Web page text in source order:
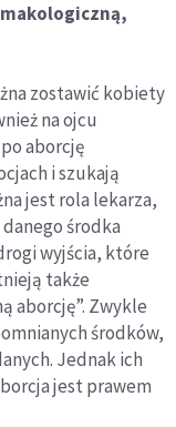
zostawić kobiety
na ojcu
aborcję
i szukają
jest rola lekarza,
środka
wyjścia, które
także
aborcję”. Zwykle
środków,
Jednak ich
jest prawem